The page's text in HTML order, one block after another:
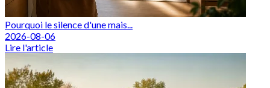
Pourquoi le silence d'une mais...
2026-08-06
Lire l'article